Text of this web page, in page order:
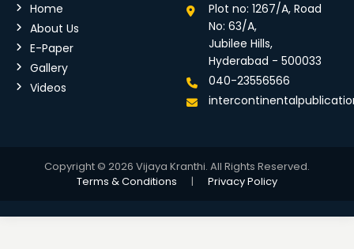
Home
About Us
E-Paper
Gallery
Videos
Plot no: 1267/A, Road
No: 63/A,
Jubilee Hills,
Hyderabad - 500033
040-23556566
Copyright © 2026 Vijaya Kranthi. All Rights Reserved.
Terms & Conditions
| Privacy Policy